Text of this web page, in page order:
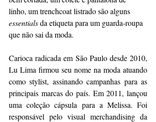
linho, um trenchcoat listrado são alguns
essentials da etiqueta para um guarda-roupa
que não sai da moda.
Carioca radicada em São Paulo desde 2010,
Lu Lima firmou seu nome na moda atuando
como stylist, assinando campanhas para as
principais marcas do país. Em 2011, lançou
uma coleção cápsula para a Melissa. Foi
responsável pelo visual merchandising da